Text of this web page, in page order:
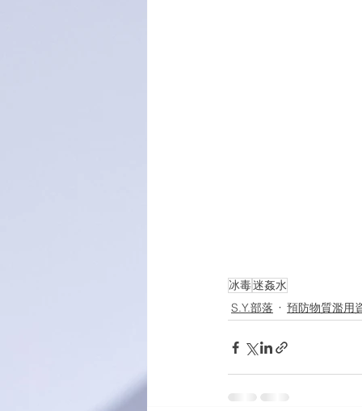
冰毒迷姦水
S.Y.部落
預防物質濫用